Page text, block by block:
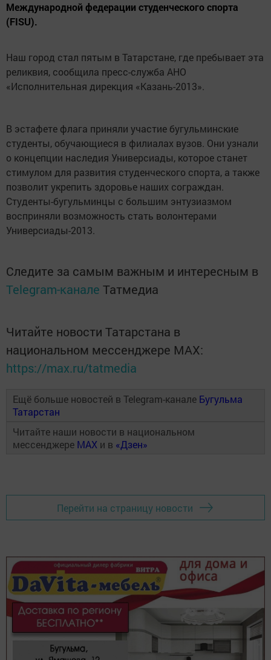
Международной федерации студенческого спорта
(FISU).
Наш город стал пятым в Татарстане, где пребывает эта
реликвия, сообщила пресс-служба АНО
«Исполнительная дирекция «Казань-2013».
В эстафете флага приняли участие бугульминские
студенты, обучающиеся в филиалах вузов. Они узнали
о концепции наследия Универсиады, которое станет
стимулом для развития студенческого спорта, а также
позволит укрепить здоровье наших сограждан.
Студенты-бугульминцы с большим энтузиазмом
восприняли возможность стать волонтерами
Универсиады-2013.
Следите за самым важным и интересным в
Telegram-канале Татмедиа
Читайте новости Татарстана в
национальном мессенджере MАХ:
https://max.ru/tatmedia
Ещё больше новостей в Telegram-канале Бугульма
Татарстан
Читайте наши новости в национальном
мессенджере MAX и в «Дзен»
Перейти на страницу новости